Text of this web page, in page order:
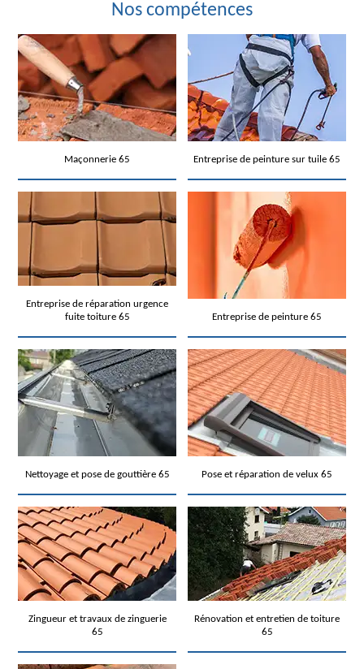
Nos compétences
Maçonnerie 65 Entreprise de peinture sur tuile 65
Entreprise de réparation urgence
fuite toiture 65
Entreprise de peinture 65
Nettoyage et pose de gouttière 65 Pose et réparation de velux 65
Zingueur et travaux de zinguerie
65
Rénovation et entretien de toiture
65